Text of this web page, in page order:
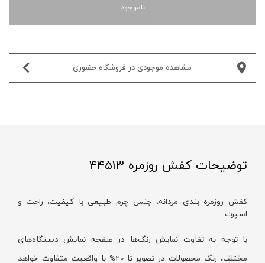
ناموجود
مشاهده موجودی در فروشگاه حضوری‌
توضیحات کفش روزمره 44513
کفش روزمره بندی مردانه، جنس چرم طبیعی با کیفیت، راحت و
اسپرت
با توجه به تفاوت نمایش رنگ‌ها در صفحه نمایش دستگاه‌های
مختلف، رنگ محصولات در تصویر تا 20% با واقعیت متفاوت خواهد